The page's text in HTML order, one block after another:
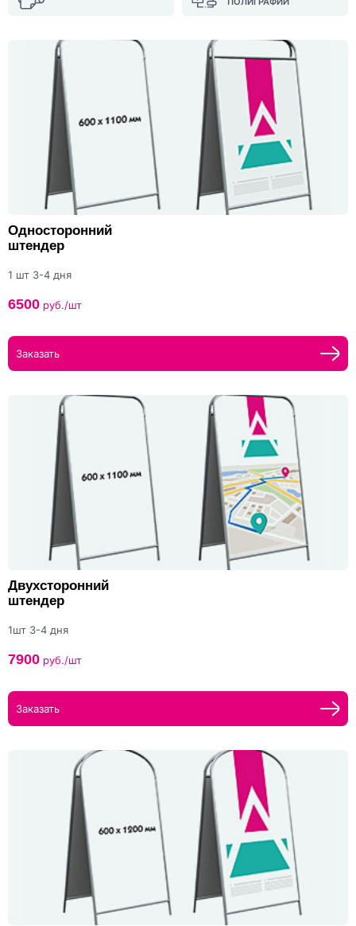
Односторонний
штендер
1 шт 3-4 дня
6500 руб./шт
Заказать
Двухсторонний
штендер
1шт 3-4 дня
7900 руб./шт
Заказать